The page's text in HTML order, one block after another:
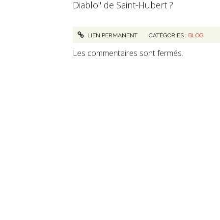
Diablo" de Saint-Hubert ?
LIEN PERMANENT CATÉGORIES : BLOG
Les commentaires sont fermés.